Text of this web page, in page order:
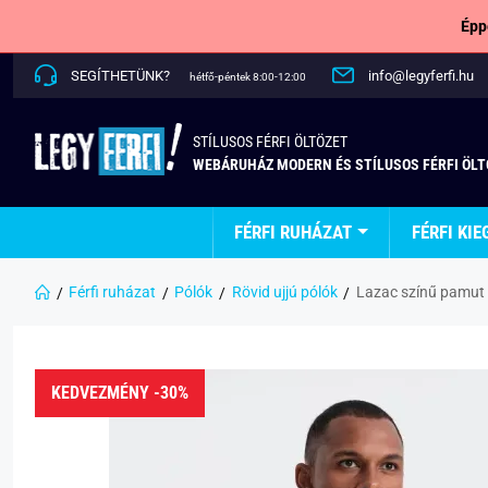
SEGÍTHETÜNK? hétfő-péntek 8:00-12:00 info@legyferfi.hu
STÍLUSOS FÉRFI ÖLTÖZET
WEBÁRUHÁZ MODERN ÉS STÍLUSOS FÉRFI
FÉRFI RUHÁZAT FÉRFI
Férfi ruházat Pólók Rövid ujjú pólók Lazac színű pamut
KEDVEZMÉNY -30%